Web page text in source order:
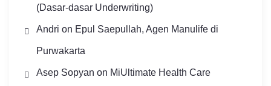
(Dasar-dasar Underwriting)
Andri on Epul Saepullah, Agen Manulife di
Purwakarta
Asep Sopyan on MiUltimate Health Care